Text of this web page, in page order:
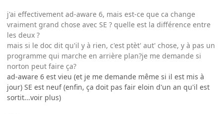
j'ai effectivement ad-aware 6, mais est-ce que ca change
vraiment grand chose avec SE ? quelle est la différence entre
les deux ?
mais si le doc dit qu'il y à rien, c'est ptèt' aut' chose, y à pas un
programme qui marche en arrière plan?je me demande si
norton peut faire ça?
ad-aware 6 est vieu (et je me demande même si il est mis à
jour) SE est neuf (enfin, ça doit pas fair eloin d'un an qu'il est
sortit...voir plus)